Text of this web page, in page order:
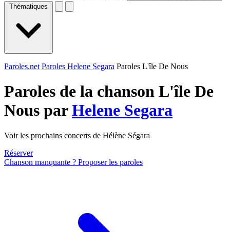
Thématiques
Paroles.net Paroles Helene Segara Paroles L'île De Nous
Paroles de la chanson L'île De
Nous parHelene Segara
Voir les prochains concerts de Hélène Ségara
Réserver
Chanson manquante ? Proposer les paroles